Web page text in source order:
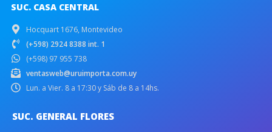
SUC. CASA CENTRAL
Hocquart 1676, Montevideo
(+598) 2924 8388 int. 1
(+598) 97 955 738
ventasweb@uruimporta.com.uy
Lun. a Vier. 8 a 17:30 y Sáb de 8 a 14hs.
SUC. GENERAL FLORES